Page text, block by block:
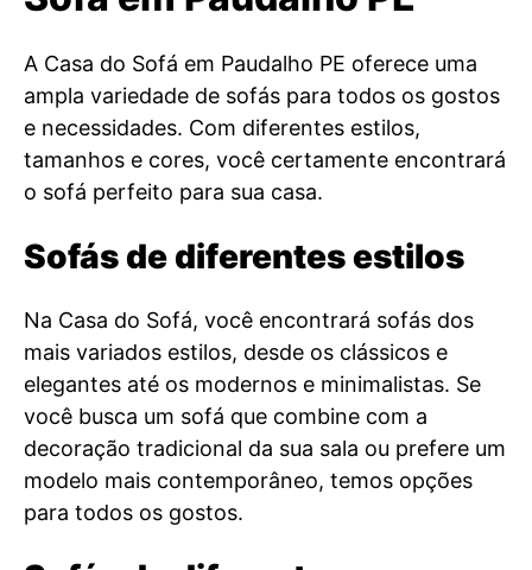
A Casa do Sofá em Paudalho PE oferece uma
ampla variedade de sofás para todos os gostos
e necessidades. Com diferentes estilos,
tamanhos e cores, você certamente encontrará
o sofá perfeito para sua casa.
Sofás de diferentes estilos
Na Casa do Sofá, você encontrará sofás dos
mais variados estilos, desde os clássicos e
elegantes até os modernos e minimalistas. Se
você busca um sofá que combine com a
decoração tradicional da sua sala ou prefere um
modelo mais contemporâneo, temos opções
para todos os gostos.